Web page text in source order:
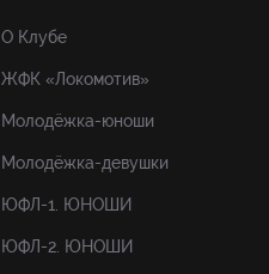
О Клубе
ЖФК «Локомотив»
Молодёжка-юноши
Молодёжка-девушки
ЮФЛ-1. ЮНОШИ
ЮФЛ-2. ЮНОШИ